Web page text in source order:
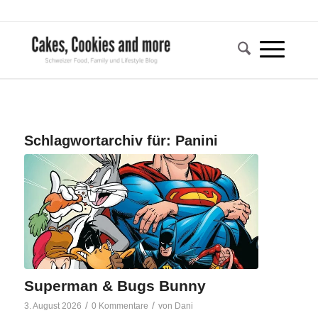
Schlagwortarchiv für: Panini
Superman & Bugs Bunny
3. August 2026 / 0 Kommentare / von Dani